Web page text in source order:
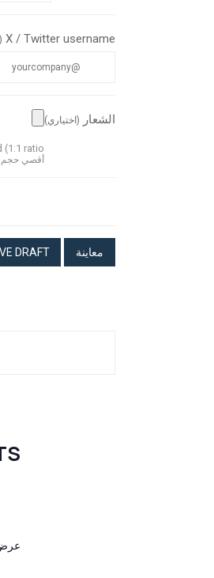
X / Twitter username
الشعار (اختياري)
ratio).
أقصي حجم للملف:
عرض